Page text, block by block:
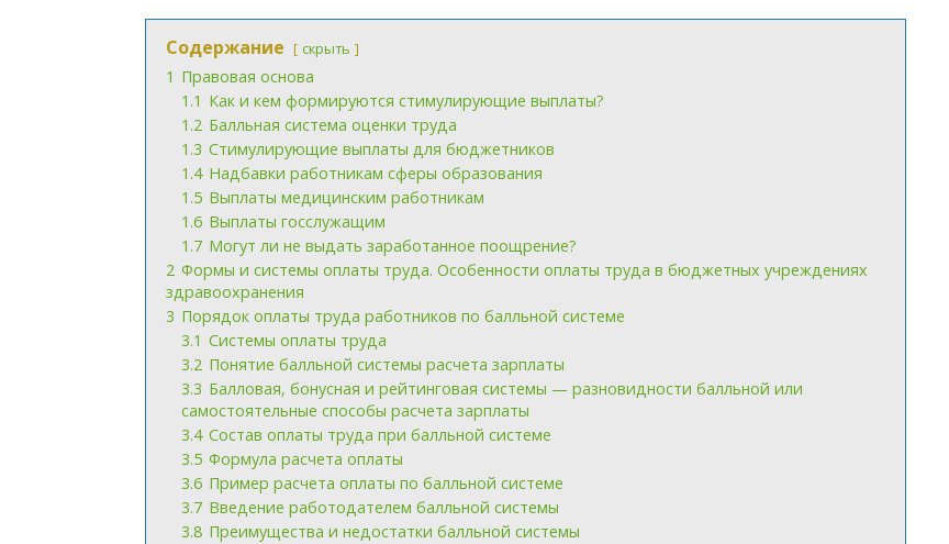
Содержание скрыть
1 Правовая основа
1.1 Как и кем формируются стимулирующие выплаты?
1.2 Балльная система оценки труда
1.3 Стимулирующие выплаты для бюджетников
1.4 Надбавки работникам сферы образования
1.5 Выплаты медицинским работникам
1.6 Выплаты госслужащим
1.7 Могут ли не выдать заработанное поощрение?
2 Формы и системы оплаты труда. Особенности оплаты труда в бюджетных учреждениях
здравоохранения
3 Порядок оплаты труда работников по балльной системе
3.1 Системы оплаты труда
3.2 Понятие балльной системы расчета зарплаты
3.3 Балловая, бонусная и рейтинговая системы — разновидности балльной или
самостоятельные способы расчета зарплаты
3.4 Состав оплаты труда при балльной системе
3.5 Формула расчета оплаты
3.6 Пример расчета оплаты по балльной системе
3.7 Введение работодателем балльной системы
3.8 Преимущества и недостатки балльной системы